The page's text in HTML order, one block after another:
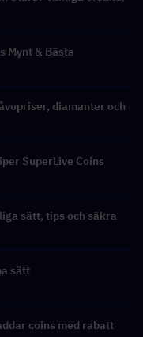
Mynt & Bästa
diamanter och
SuperLive Coins
sätt, tips och säkra
sätt
coins med rabatt